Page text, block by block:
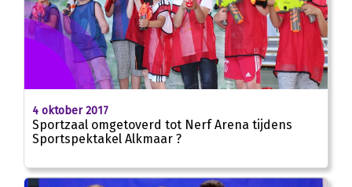
4 oktober 2017
Sportzaal omgetoverd tot Nerf Arena tijdens
Sportspektakel Alkmaar ?